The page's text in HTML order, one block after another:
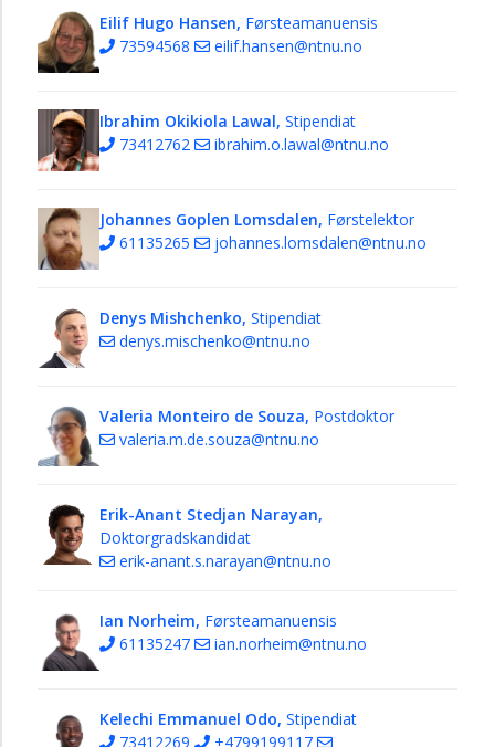
Eilif Hugo Hansen, Førsteamanuensis
73594568
eilif.hansen@ntnu.no
Ibrahim Okikiola Lawal, Stipendiat
73412762
ibrahim.o.lawal@ntnu.no
Johannes Goplen Lomsdalen, Førstelektor
61135265
johannes.lomsdalen@ntnu.no
Denys Mishchenko, Stipendiat
denys.mischenko@ntnu.no
Valeria Monteiro de Souza, Postdoktor
valeria.m.de.souza@ntnu.no
Erik-Anant Stedjan Narayan,
Doktorgradskandidat
erik-anant.s.narayan@ntnu.no
Ian Norheim, Førsteamanuensis
61135247
ian.norheim@ntnu.no
Kelechi Emmanuel Odo, Stipendiat
73412269
+4799199117